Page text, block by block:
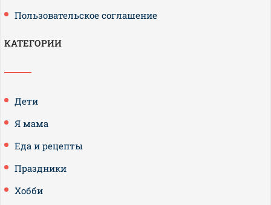
Пользовательское соглашение
КАТЕГОРИИ
Дети
Я мама
Еда и рецепты
Праздники
Хобби